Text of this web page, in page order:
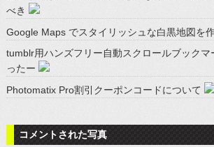
べき
Google Maps でスタイリッシュな白黒地図を
tumblr用ハンズフリー自動スクロールブック
ったー
Photomatix Pro割引クーポンコードについて
コメントされた写真